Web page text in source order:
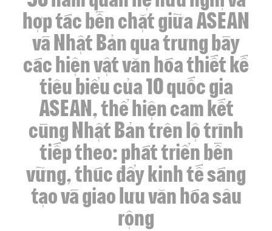
hợp tác bền chặt giữa ASEAN
và Nhật Bản qua trưng bày
các hiện vật văn hóa thiết kế
tiêu biểu của 10 quốc gia
ASEAN, thể hiện cam kết
cùng Nhật Bản trên lộ trình
tiếp theo: phát triển bền
vững, thúc đẩy kinh tế sáng
tạo và giao lưu văn hóa sâu
rộng